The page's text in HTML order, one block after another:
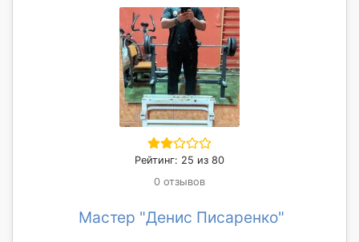
Рейтинг: 25 из 80
0 отзывов
Мастер "Денис Писаренко"